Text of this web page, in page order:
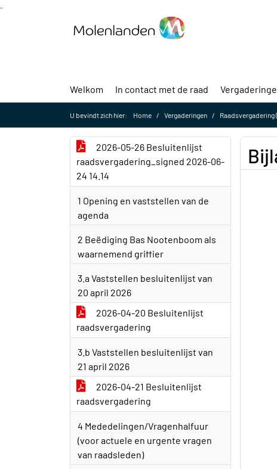
Welkom In contact met de raad
U bevindt zich hier: Home Vergaderingen Raadsvergadering
2026-05-26 Besluitenlijst
raadsvergadering_signed 2026-06-
24 14.14
1 Opening en vaststellen van de
agenda
2 Beëdiging Bas Nootenboom als
waarnemend griffier
3.a Vaststellen besluitenlijst van
20 april 2026
2026-04-20 Besluitenlijst
raadsvergadering
3.b Vaststellen besluitenlijst van
21 april 2026
2026-04-21 Besluitenlijst
raadsvergadering
4 Mededelingen/Vragenhalfuur
(voor actuele en urgente vragen
van raadsleden)